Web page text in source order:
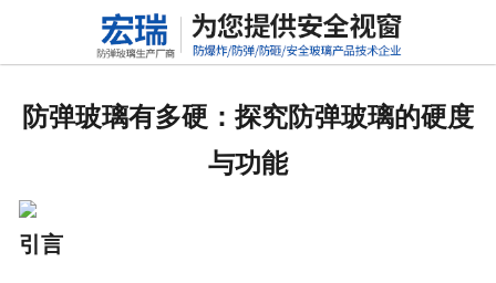
网站首页
防弹玻璃有多硬：探究防弹玻璃的硬度
与功能
引言